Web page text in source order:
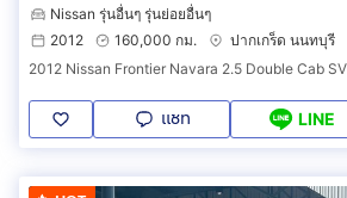
Nissan รุ่นอื่นๆ รุ่นย่อยอื่นๆ
2012
160,000 กม.
ปากเกร็ด นนทบุรี
2012 Nissan Frontier Navara 2.5 Double Cab
แชท LINE